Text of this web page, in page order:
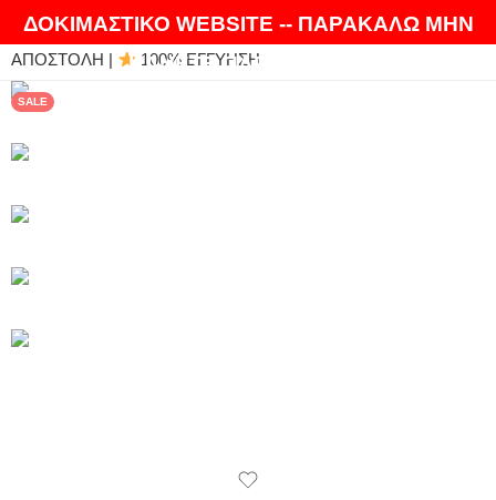
ΔΟΚΙΜΑΣΤΙΚΟ WEBSITE -- ΠΑΡΑΚΑΛΩ ΜΗΝ
ΚΑΝΕΤΕ ΠΑΡΑΓΓΕΛΙΕΣ
ΘΑ ΛΑΤΡΕΨΕΤΕ ΤΑ ΠΡΟΪΟΝΤΑ ΜΑΣ | EXPRESS
ΑΠΟΣΤΟΛΗ | 100% ΕΓΓΥΗΣΗ
SALE